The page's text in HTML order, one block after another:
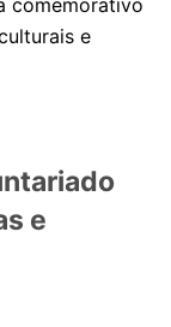
comemorativo
e
e